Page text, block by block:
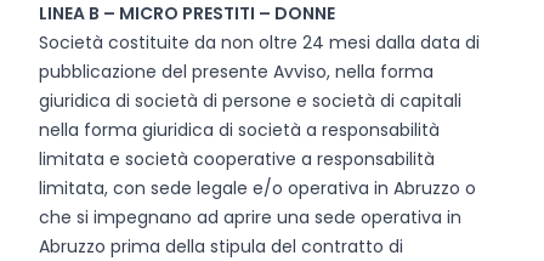
LINEA B – MICRO PRESTITI – DONNE
Società costituite da non oltre 24 mesi dalla data di
pubblicazione del presente Avviso, nella forma
giuridica di società di persone e società di capitali
nella forma giuridica di società a responsabilità
limitata e società cooperative a responsabilità
limitata, con sede legale e/o operativa in Abruzzo o
che si impegnano ad aprire una sede operativa in
Abruzzo prima della stipula del contratto di